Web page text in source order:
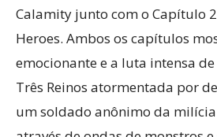
Calamity junto com o Capítulo
Heroes. Ambos os capítulos
emocionante e a luta intensa
Três Reinos atormentada por
um soldado anônimo da